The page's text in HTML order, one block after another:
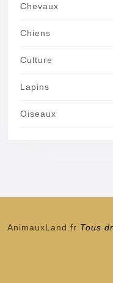
Chevaux
Chiens
Culture
Lapins
Oiseaux
AnimauxLand.fr Tous